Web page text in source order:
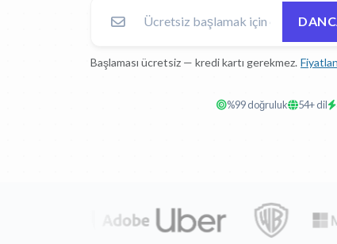
Başlaması ücretsiz — kredi kartı gerekmez.
%99 doğruluk 54+ dil